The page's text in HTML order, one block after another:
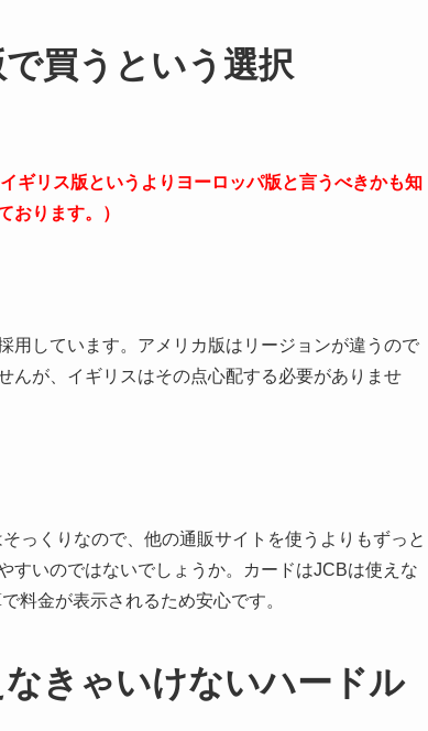
買うという選択
イギリス版というよりヨーロッパ版と言うべきかも知
おります。）
用しています。アメリカ版はリージョンが違うので
んが、イギリスはその点心配する必要がありませ
っくりなので、他の通販サイトを使うよりもずっと
すいのではないでしょうか。カードはJCBは使えな
料金が表示されるため安心です。
きゃいけないハードル